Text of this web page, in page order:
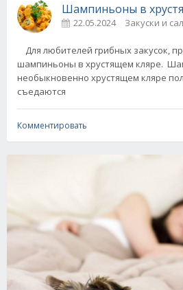
Шампиньоны в
22.05.2024 Закуски и
Для любителей грибных закусок,
шампиньоны в хрустящем кляре.
необыкновенно хрустящем кляре
съедаются
Комментировать